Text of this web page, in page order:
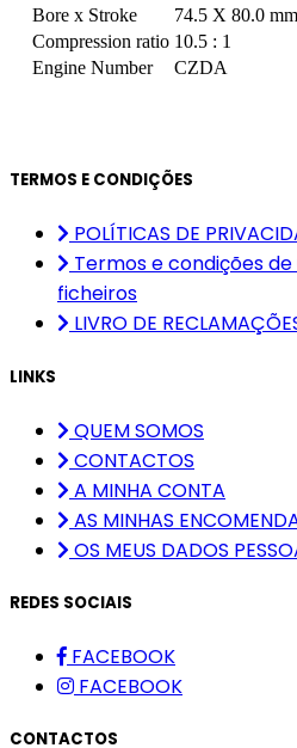
Bore x Stroke
74.5 X 80.0 mm
Compression ratio 10.5 : 1
Engine Number
CZDA
TERMOS E CONDIÇÕES
POLÍTICAS DE
Termos e condições
ficheiros
LIVRO DE
LINKS
QUEM SOMOS
CONTACTOS
A MINHA CONTA
AS MINHAS
OS MEUS DADOS
REDES SOCIAIS
FACEBOOK
FACEBOOK
CONTACTOS